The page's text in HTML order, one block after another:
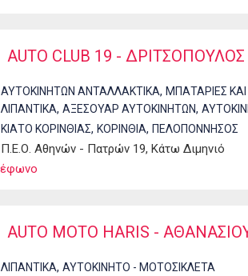
AUTO CLUB 19 -
ΑΥΤΟΚΙΝΗΤΩΝ ΑΝΤΑΛΛΑΚΤΙΚΑ, ΜΠΑΤΑΡΙΕΣ
ΛΙΠΑΝΤΙΚΑ, ΑΞΕΣΟΥΑΡ ΑΥΤΟΚΙΝΗΤΩΝ,
ΚΙΑΤΟ ΚΟΡΙΝΘΙΑΣ, ΚΟΡΙΝΘΙΑ, ΠΕΛΟΠΟΝΝΗΣΟΣ
Π.Ε.Ο. Αθηνών - Πατρών 19, Κάτω Διμηνιό
AUTO MOTO HARIS -
ΛΙΠΑΝΤΙΚΑ, ΑΥΤΟΚΙΝΗΤΟ - ΜΟΤΟΣΙΚΛΕΤΑ